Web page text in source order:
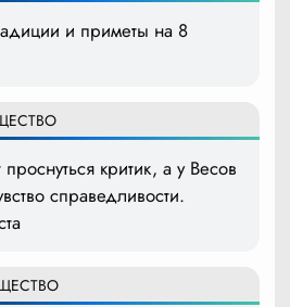
и приметы на 8
критик, а у Весов
справедливости.